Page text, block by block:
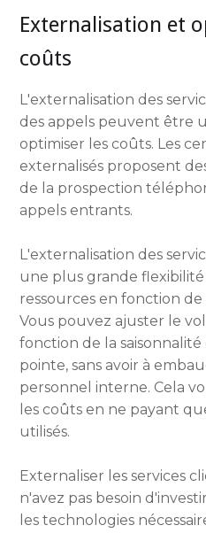
Externalisation et
coûts
L'externalisation des
des appels peuvent être
optimiser les coûts. Les
externalisés proposent
de la prospection
appels entrants.
L'externalisation des
une plus grande
ressources en fonction
Vous pouvez ajuster le
fonction de la
pointe, sans avoir à
personnel interne. Cela
les coûts en ne payant
utilisés.
Externaliser les services
n'avez pas besoin
les technologies